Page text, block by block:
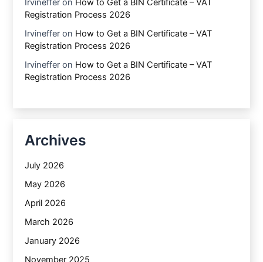
Irvineffer on How to Get a BIN Certificate – VAT
Registration Process 2026
Irvineffer on How to Get a BIN Certificate – VAT
Registration Process 2026
Irvineffer on How to Get a BIN Certificate – VAT
Registration Process 2026
Archives
July 2026
May 2026
April 2026
March 2026
January 2026
November 2025